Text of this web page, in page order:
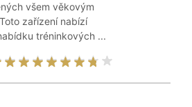
všem věkovým
zařízení nabízí
tréninkových ...